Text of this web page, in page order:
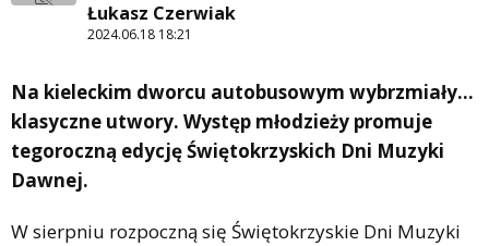
Łukasz Czerwiak
2024.06.18 18:21
Na kieleckim dworcu autobusowym wybrzmiały…
klasyczne utwory. Występ młodzieży promuje
tegoroczną edycję Świętokrzyskich Dni Muzyki
Dawnej.
W sierpniu rozpoczną się Świętokrzyskie Dni Muzyki